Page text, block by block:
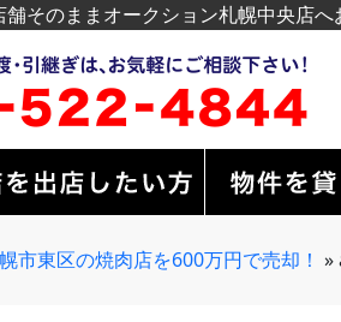
そのままオークション札幌中央店
市東区の焼肉店を600万円で売却！ »